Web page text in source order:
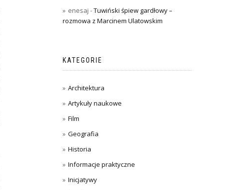
enesaj -Tuwiński śpiew gardłowy –
rozmowa z Marcinem Ulatowskim
KATEGORIE
Architektura
Artykuły naukowe
Film
Geografia
Historia
Informacje praktyczne
Inicjatywy